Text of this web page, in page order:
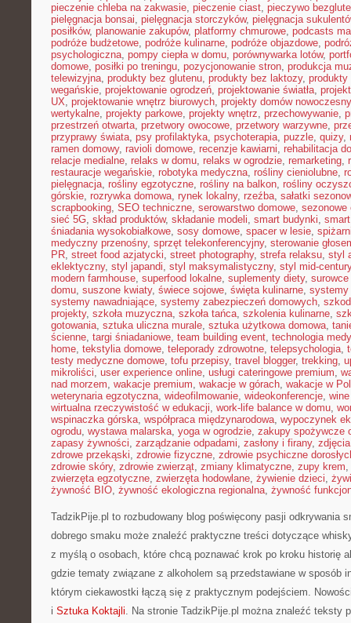
pieczenie chleba na zakwasie, pieczenie ciast, pieczywo
pielęgnacja bonsai, pielęgnacja storczyków, pielęgnacja
posiłków, planowanie zakupów, platformy chmurowe, podcasts
podróże budżetowe, podróże kulinarne, podróże objazdowe,
psychologiczna, pompy ciepła w domu, porównywarka lotów,
domowe, posiłki po treningu, pozycjonowanie stron, produkcja
telewizyjna, produkty bez glutenu, produkty bez laktozy, produkty
wegańskie, projektowanie ogrodzeń, projektowanie światła,
UX, projektowanie wnętrz biurowych, projekty domów
wertykalne, projekty parkowe, projekty wnętrz, przechowywanie,
przestrzeń otwarta, przetwory owocowe, przetwory warzywne,
przyprawy świata, psy profilaktyka, psychoterapia, puzzle, quizy,
ramen domowy, ravioli domowe, recenzje kawiarni, rehabilitacja
relacje medialne, relaks w domu, relaks w ogrodzie, remarketing,
restauracje wegańskie, robotyka medyczna, rośliny cieniolubne,
pielęgnacja, rośliny egzotyczne, rośliny na balkon, rośliny
górskie, rozrywka domowa, rynek lokalny, rzeźba, sałatki
scrapbooking, SEO techniczne, serowarstwo domowe, sezonowe
sieć 5G, skład produktów, składanie modeli, smart budynki,
śniadania wysokobiałkowe, sosy domowe, spacer w lesie,
medyczny przenośny, sprzęt telekonferencyjny, sterowanie
PR, street food azjatycki, street photography, strefa relaksu, styl
eklektyczny, styl japandi, styl maksymalistyczny, styl mid-century
modern farmhouse, superfood lokalne, suplementy diety,
domu, suszone kwiaty, świece sojowe, święta kulinarne, systemy
systemy nawadniające, systemy zabezpieczeń domowych,
projekty, szkoła muzyczna, szkoła tańca, szkolenia kulinarne,
gotowania, sztuka uliczna murale, sztuka użytkowa domowa,
ścienne, targi śniadaniowe, team building event, technologia
home, tekstylia domowe, teleporady zdrowotne, telepsychologia,
testy medyczne domowe, tofu przepisy, travel blogger, trekking,
mikroliści, user experience online, usługi cateringowe premium,
nad morzem, wakacje premium, wakacje w górach, wakacje w
weterynaria egzotyczna, wideofilmowanie, wideokonferencje,
wirtualna rzeczywistość w edukacji, work-life balance w domu,
wspinaczka górska, współpraca międzynarodowa, wypoczynek
ogrodu, wystawa malarska, yoga w ogrodzie, zakupy spożywcze
zapasy żywności, zarządzanie odpadami, zasłony i firany,
zdrowe przekąski, zdrowie fizyczne, zdrowie psychiczne
zdrowie skóry, zdrowie zwierząt, zmiany klimatyczne, zupy krem,
zwierzęta egzotyczne, zwierzęta hodowlane, żywienie dzieci,
żywność BIO, żywność ekologiczna regionalna, żywność
TadzikPije.pl to rozbudowany blog poświęcony pasji odkrywania
dobrego smaku może znaleźć praktyczne treści dotyczące
z myślą o osobach, które chcą poznawać krok po kroku historię
gdzie tematy związane z alkoholem są przedstawiane w sposób
którym ciekawostki łączą się z praktycznym podejściem.
i Sztuka Koktajli. Na stronie TadzikPije.pl można znaleźć teksty